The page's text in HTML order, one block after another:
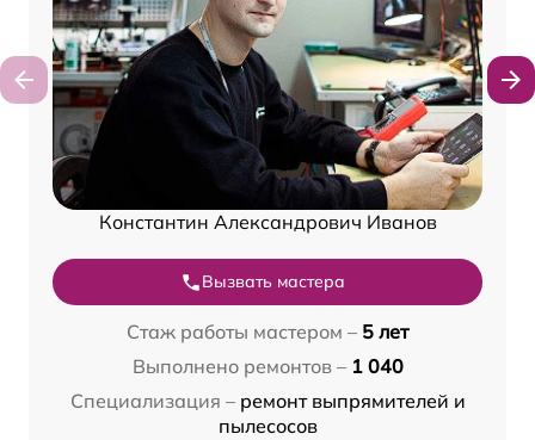
Константин Александрович Иванов
Вызвать мастера
Стаж работы мастером – 5 лет
Выполнено ремонтов – 1 040
Специализация – ремонт выпрямителей и
пылесосов